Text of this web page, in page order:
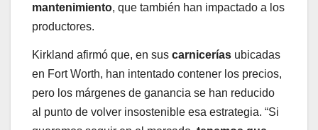
mantenimiento, que también han impactado a los
productores.
Kirkland afirmó que, en sus carnicerías ubicadas
en Fort Worth, han intentado contener los precios,
pero los márgenes de ganancia se han reducido
al punto de volver insostenible esa estrategia. “Si